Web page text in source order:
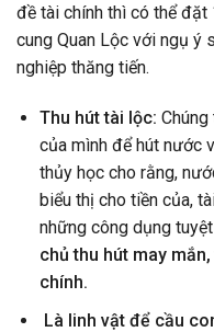
đề tài chính thì có thể
cung Quan Lộc với ngụ ý
nghiệp thăng tiến.
Thu hút tài lộc:
của mình để hút nước
thủy học cho rằng,
biểu thị cho tiền của,
những công dụng
chủ thu hút may
chính.
Là linh vật để cầu